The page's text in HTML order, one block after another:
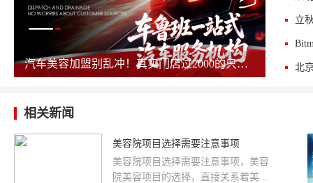
汽车美容加盟别乱冲！真实门店过2000的只剩这几家，其余慎碰！
相关新闻
美容院项目选择需要注意事项
美容院项目选择需要注意事项，美容
院美容项目的选择，直接关系着美容